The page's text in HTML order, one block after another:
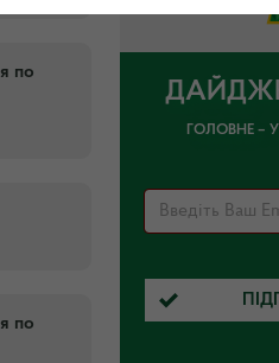
по
по
ГОЛОВНЕ –